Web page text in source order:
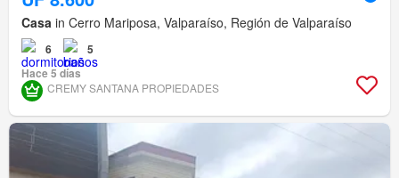
Casa in Cerro Mariposa, Valparaíso, Región de Valparaíso
6
5
Hace 5 días
CREMY SANTANA PROPIEDADES